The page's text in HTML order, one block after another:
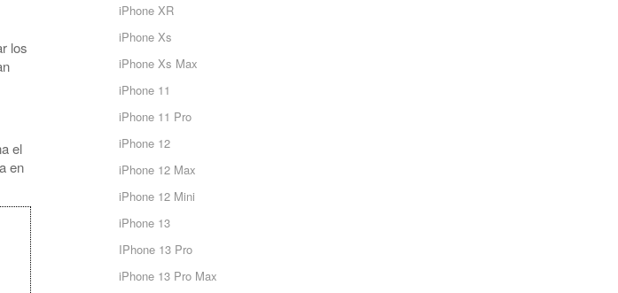
los
el
en
iPhone XR
iPhone Xs
iPhone Xs Max
iPhone 11
iPhone 11 Pro
iPhone 12
iPhone 12 Max
iPhone 12 Mini
iPhone 13
IPhone 13 Pro
iPhone 13 Pro Max